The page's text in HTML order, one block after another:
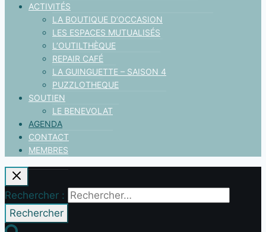
ACTIVITÉS
LA BOUTIQUE D’OCCASION
LES ESPACES MUTUALISÉS
L’OUTILTHÈQUE
REPAIR CAFÉ
LA GUINGUETTE – SAISON 4
PUZZLOTHEQUE
SOUTIEN
LE BENEVOLAT
AGENDA
CONTACT
MEMBRES
Rechercher :